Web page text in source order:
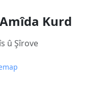
Amîda Kurd
û Şîrove